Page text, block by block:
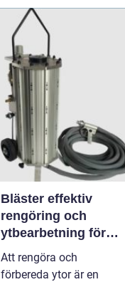
skapar en gemensam
säkerhetsnivå i en
bransch där jobbet ofta
sker långt frå...
Bläster effektiv
rengöring och
ytbearbetning för
proffs och
hantverkare
Att rengöra och
förbereda ytor är en